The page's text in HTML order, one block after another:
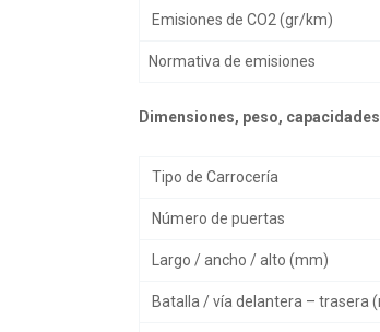
Emisiones de CO2 (gr/km)
Normativa de emisiones
Dimensiones, peso,
Tipo de Carrocería
Número de puertas
Largo / ancho / alto (mm)
Batalla / vía delantera – trasera